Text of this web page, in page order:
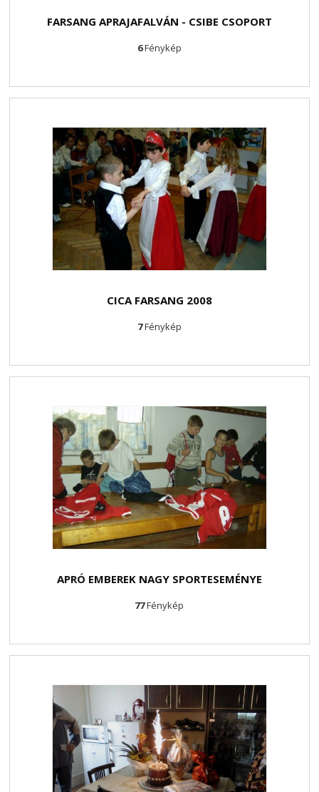
FARSANG APRAJAFALVÁN - CSIBE CSOPORT
6Fénykép
CICA FARSANG 2008
7Fénykép
APRÓ EMBEREK NAGY SPORTESEMÉNYE
77Fénykép